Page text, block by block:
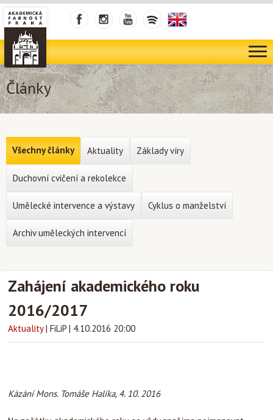
Články
Zahájení akademického roku
2016/2017
Aktuality | FiLiP | 4.10.2016 20:00
Kázání Mons. Tomáše Halíka, 4. 10. 2016
Všechny články Aktuality Základy víry
Duchovní cvičení a rekolekce
Umělecké intervence a výstavy Cyklus o manželství
Archiv uměleckých intervencí